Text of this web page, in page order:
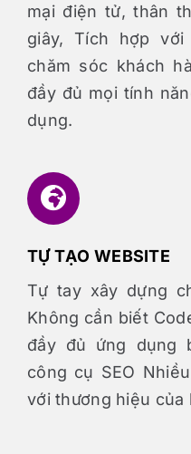
mại điện tử, thân
giây, Tích hợp
chăm sóc khách
đầy đủ mọi tính
dụng.
TỰ TẠO WEBSITE
Tự tay xây dựng
Không cần biết
đầy đủ ứng dụng
công cụ SEO
với thương hiệu của